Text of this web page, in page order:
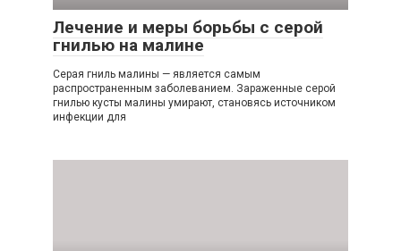
Лечение и меры борьбы с серой
гнилью на малине
Серая гниль малины — является самым
распространенным заболеванием. Зараженные серой
гнилью кусты малины умирают, становясь источником
инфекции для